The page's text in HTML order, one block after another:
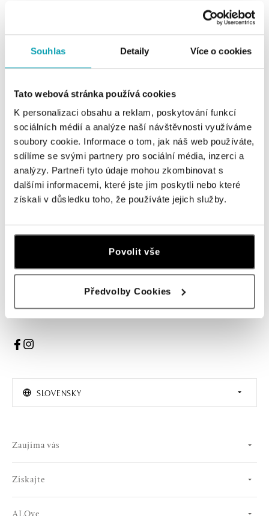
Souhlas Detaily Více o cookies
Tato webová stránka používá cookies
K personalizaci obsahu a reklam, poskytování funkcí
sociálních médií a analýze naší návštěvnosti využíváme
soubory cookie. Informace o tom, jak náš web používáte,
sdílíme se svými partnery pro sociální média, inzerci a
analýzy. Partneři tyto údaje mohou zkombinovat s
dalšími informacemi, které jste jim poskytli nebo které
získali v důsledku toho, že používáte jejich služby.
Povolit vše
Předvolby Cookies
Prihlásenie k odberu newslettera
Objavte najnovšie kolekcie, novinky a exkluzívne uvedenia na
PRIHLÁSENIE
Súhlasím s odberom newslettera
SLOVENSKY
Zaujíma vás
Získajte
ALOve